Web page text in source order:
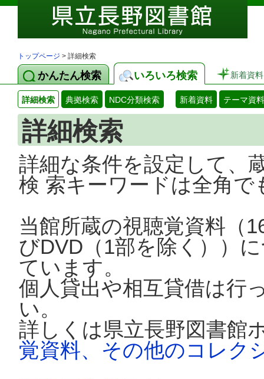
トップページ > 詳細検索
かんたん検索 いろいろ検索 新着資料
詳細検索 典拠検索 NDC分類検索 新着資料 テーマ資料
詳細検索
詳細な条件を設定して、
検 索キーワードは全角
当館所蔵の視聴覚資料（
びDVD（1部を除く））
ています。
個人貸出や相互貸借は行
い。
詳しくは県立長野図書館
覚資料、その他のコレク